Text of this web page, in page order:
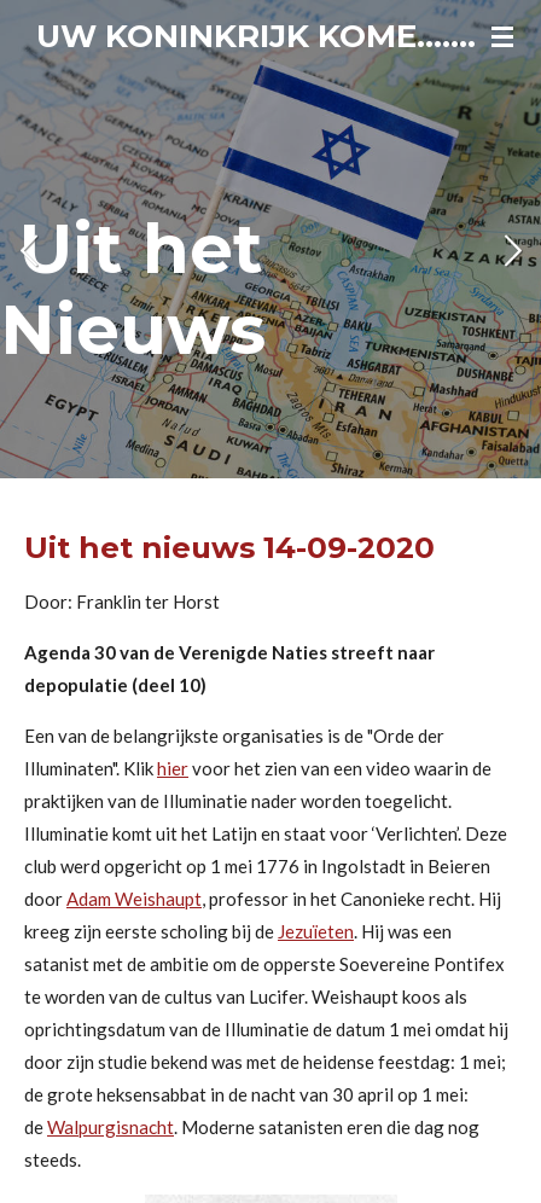
direct
naar
de
hoofdinhoud
UW KONINKRIJK KOME.......
Uit het nieuws 14-09-2020
Door: Franklin ter Horst
Agenda 30 van de Verenigde Naties streeft naar
depopulatie (deel 10)
Een van de belangrijkste organisaties is de "Orde der
Illuminaten". Klikhiervoor het zien van een video waarin de
praktijken van de Illuminatie nader worden toegelicht.
Illuminatie komt uit het Latijn en staat voor ‘Verlichten’. Deze
club werd opgericht op 1 mei 1776 in Ingolstadt in Beieren
doorAdam Weishaupt, professor in het Canonieke recht. Hij
kreeg zijn eerste scholing bij de Jezuïeten. Hij was een
satanist met de ambitie om de opperste Soevereine Pontifex
te worden van de cultus van Lucifer. Weishaupt koos als
oprichtingsdatum van de Illuminatie de datum 1 mei omdat hij
door zijn studie bekend was met de heidense feestdag: 1 mei;
de grote heksensabbat in de nacht van 30 april op 1 mei:
deWalpurgisnacht. Moderne satanisten eren die dag nog
steeds.